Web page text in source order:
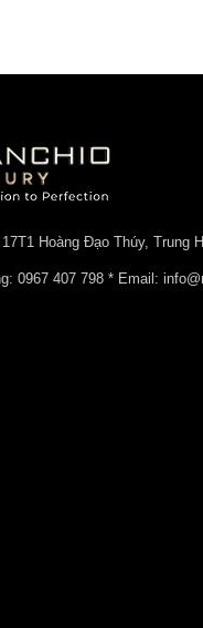
Hoàng Đạo Thúy, Trung
0967 407 798 * Email: